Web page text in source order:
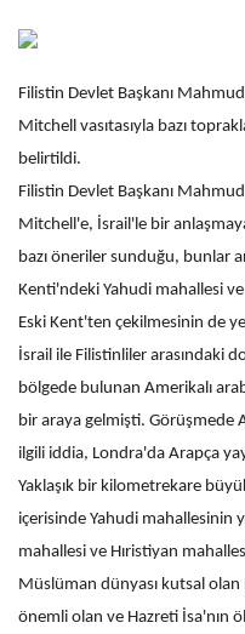
Şanlıurfa
Eğitim
Spor
Gündem
Tekno Bilim
Ekonomi
Siyaset
Yaşam
Künye
Filistin Devlet Başkanı
Mitchell vasıtasıyla bazı
belirtildi.
Filistin Devlet Başkanı
Mitchell'e, İsrail'le bir
bazı öneriler sunduğu, bunlar
Kenti'ndeki Yahudi mahallesi
Eski Kent'ten çekilmesinin de
İsrail ile Filistinliler arasındaki
bölgede bulunan Amerikalı
bir araya gelmişti. Görüşmede
ilgili iddia, Londra'da Arapça
Yaklaşık bir kilometrekare
içerisinde Yahudi mahallesinin
mahallesi ve Hıristiyan
Müslüman dünyası kutsal olan
önemli olan ve Hazreti İsa'nın